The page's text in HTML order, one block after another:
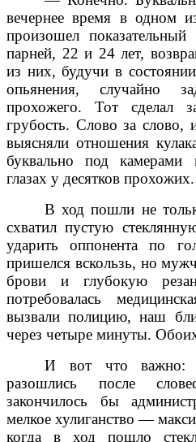
вечернее время в одном
произошел
парней, 22 и 24 лет,
из них, будучи в
опьянения, случайно
прохожего. Тот сделал
грубость. Слово за
выясняли отношения
буквально под камерами
глазах у десятков прохожих.
В ход пошли не
схватил пустую
ударить оппонента по
пришелся вскользь, но
брови и глубокую
потребовалась
вызвали полицию, наш
через четыре минуты.
И вот что важно:
разошлись после
закончилось бы
мелкое хулиганство —
когда в ход пошло